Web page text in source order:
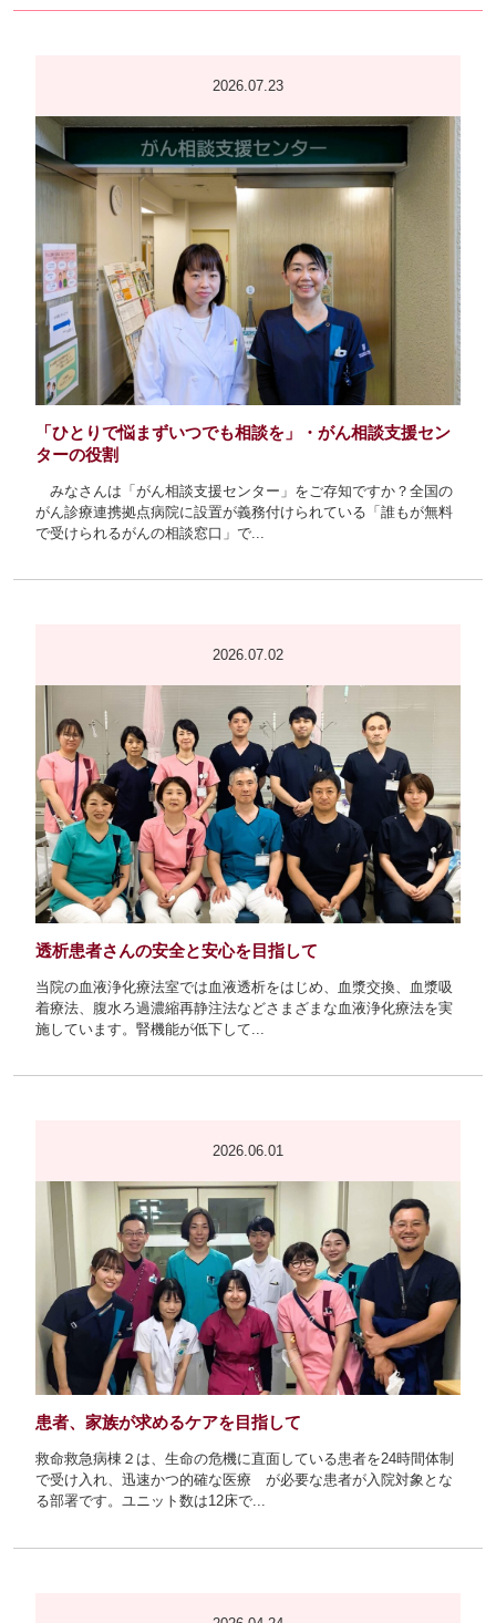
2026.07.23
「ひとりで悩まずいつでも相談を」・がん相談支援セン
ターの役割
みなさんは「がん相談支援センター」をご存知ですか？全国の
がん診療連携拠点病院に設置が義務付けられている「誰もが無料
で受けられるがんの相談窓口」で...
2026.07.02
透析患者さんの安全と安心を目指して
当院の血液浄化療法室では血液透析をはじめ、血漿交換、血漿吸
着療法、腹水ろ過濃縮再静注法などさまざまな血液浄化療法を実
施しています。腎機能が低下して...
2026.06.01
患者、家族が求めるケアを目指して
救命救急病棟２は、生命の危機に直面している患者を24時間体制
で受け入れ、迅速かつ的確な医療 が必要な患者が入院対象とな
る部署です。ユニット数は12床で...